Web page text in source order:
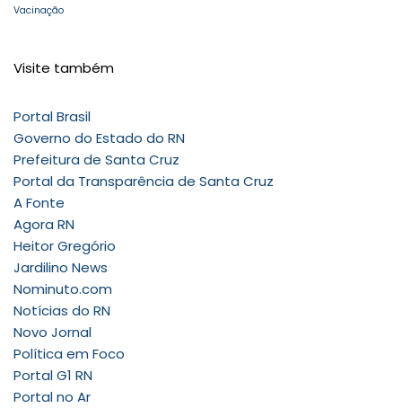
Vacinação
Visite também
Portal Brasil
Governo do Estado do RN
Prefeitura de Santa Cruz
Portal da Transparência de Santa Cruz
A Fonte
Agora RN
Heitor Gregório
Jardilino News
Nominuto.com
Notícias do RN
Novo Jornal
Política em Foco
Portal G1 RN
Portal no Ar